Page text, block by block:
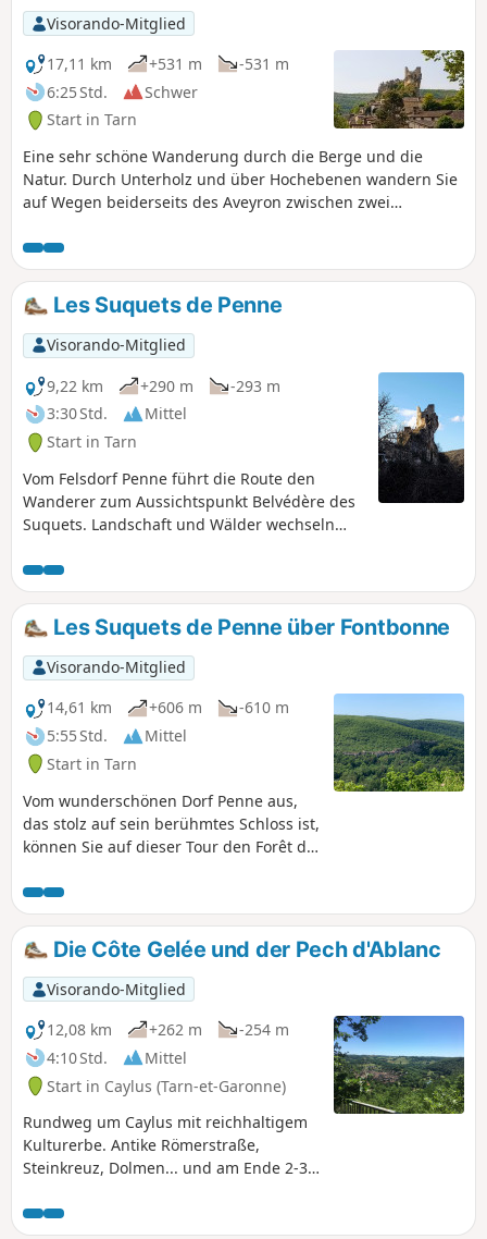
und restauriertes Steinbecken). Ein Teil der
Strecke verläuft durch Unterholz
(wunderschöne Buchsbaumwege) und der
Rückweg führt über kleine, ruhige Straßen auf
der Causse.
Visorando-Mitglied
17,11 km
+531 m
-531 m
6:25 Std.
Schwer
Start in Tarn
Eine sehr schöne Wanderung durch die Berge und die
Natur. Durch Unterholz und über Hochebenen wandern Sie
auf Wegen beiderseits des Aveyron zwischen zwei
führt über nicht markierte, wenig begangene, aber leicht
erkennbare Pfade. Der Rückweg erfolgt vollständig und
ohne Schwierigkeiten auf dem rot-weiß markierten
FernwanderwegGR®46.
Les Suquets de Penne
Visorando-Mitglied
9,22 km
+290 m
-293 m
3:30 Std.
Mittel
Start in Tarn
Vom Felsdorf Penne führt die Route den
Wanderer zum Aussichtspunkt Belvédère des
Suquets. Landschaft und Wälder wechseln
aus Kalksteinfelsen. Steile Anstiege und
Abstiege werden sportliche Wanderer
begeistern. Der letzte Abschnitt der Route
verläuft gemächlich entlang des Aveyron,
bevor es zum letzten kurzen Anstieg am Fuße
des Dorfes geht.
Les Suquets de Penne über Fontbonne
Visorando-Mitglied
14,61 km
+606 m
-610 m
5:55 Std.
Mittel
Start in Tarn
Vom wunderschönen Dorf Penne aus,
das stolz auf sein berühmtes Schloss ist,
können Sie auf dieser Tour den Forêt de
hauptsächlich aus Eichen besteht, sowie
seine tief schattigen Wege, bevor Sie zu
alten Weilern wie Roussel und
Roussergue hinaufsteigen.
Anschließend steigen Sie auf die
Suquets, dieses felsige Vorgebirge
gegenüber von Penne, von wo aus Sie
einen Rundumblick auf das Dorf
genießen können, das buchstäblich
„eingebettet“ im Wald liegt.
Die Côte Gelée und der Pech d'Ablanc
Visorando-Mitglied
12,08 km
+262 m
-254 m
4:10 Std.
Mittel
Start in Caylus (Tarn-et-Garonne)
Rundweg um Caylus mit reichhaltigem
Kulturerbe. Antike Römerstraße,
Steinkreuz, Dolmen... und am Ende 2-3
versteinernden Wasserfall (außerhalb